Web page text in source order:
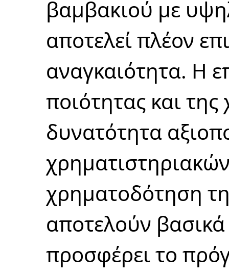
βαμβακιού με
αποτελεί πλέον
αναγκαιότητα. Η
ποιότητας και
δυνατότητα
χρηματοδότηση
αποτελούν
προσφέρει το